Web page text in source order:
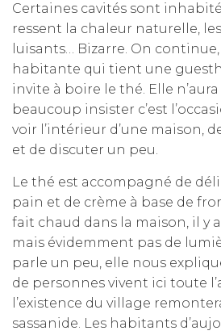
Certaines cavités sont
ressent la chaleur naturelle,
luisants… Bizarre. On
habitante qui tient une
invite à boire le thé. Elle
beaucoup insister c’est
voir l’intérieur d’une maison,
et de discuter un peu.
Le thé est accompagné de
pain et de crème à base de
fait chaud dans la maison, il y
mais évidemment pas de
parle un peu, elle nous
de personnes vivent ici toute
l’existence du village
sassanide. Les habitants